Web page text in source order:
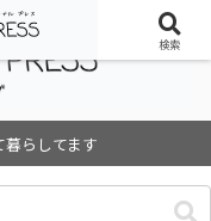
らしてます
検索